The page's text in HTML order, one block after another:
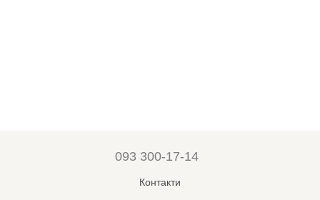
093 300-17-14
Контакти